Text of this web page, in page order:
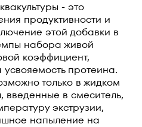
- это
продуктивности и
этой добавки в
набора живой
коэффициент,
протеина.
только в жидком
в смеситель,
экструзии,
напыление на